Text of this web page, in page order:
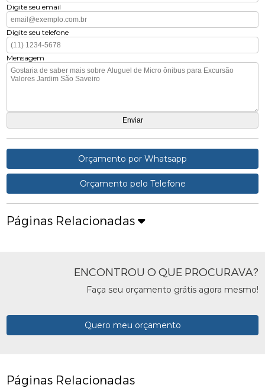
Digite seu email
Digite seu telefone
Mensagem
Orçamento por Whatsapp
Orçamento pelo Telefone
Páginas Relacionadas
ENCONTROU O QUE PROCURAVA?
Faça seu orçamento grátis agora mesmo!
Quero meu orçamento
Páginas Relacionadas